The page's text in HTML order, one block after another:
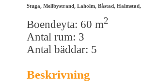
Stuga, Mellbystrand, Laholm, Båstad,
Boendeyta: 60 m2
Antal rum: 3
Antal bäddar: 5
Beskrivning